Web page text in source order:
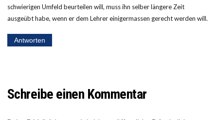
schwierigen Umfeld beurteilen will, muss ihn selber längere Zeit
ausgeübt habe, wenn er dem Lehrer einigermassen gerecht werden will.
Antworten
Schreibe einen Kommentar